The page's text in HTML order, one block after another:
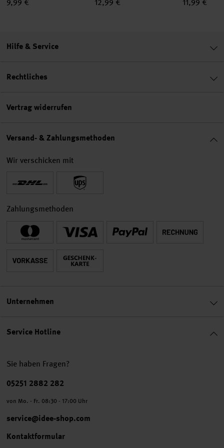
9,99 € 12,99 € 11,99 €
Service Hotline
Sie haben Fragen?
Telefonnummer
05251 2882 282
von Mo. - Fr. 08:30 - 17:00 Uhr
service@idee-shop.com
Kontaktformular
Hilfe & Service
Rechtliches
Vertrag widerrufen
Versand- & Zahlungsmethoden
Wir verschicken mit
Zahlungsmethoden
Unternehmen